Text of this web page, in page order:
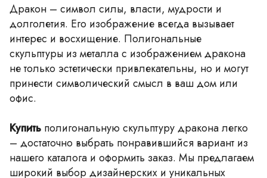
Дракон – символ силы, власти, мудрости и
долголетия. Его изображение всегда вызывает
интерес и восхищение. Полигональные
скульптуры из металла с изображением дракона
не только эстетически привлекательны, но и могут
принести символический смысл в ваш дом или
офис.
Купить полигональную скульптуру дракона легко
– достаточно выбрать понравившийся вариант из
нашего каталога и оформить заказ. Мы предлагаем
широкий выбор дизайнерских и уникальных